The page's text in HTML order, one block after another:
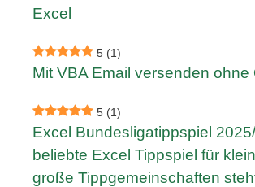
Excel
5 (1)
Mit VBA Email versenden ohne
5 (1)
Excel Bundesligatippspiel
beliebte Excel Tippspiel für
große Tippgemeinschaften